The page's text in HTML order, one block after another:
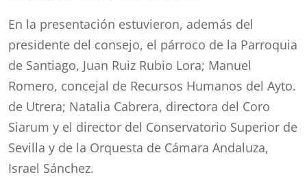
En la presentación estuvieron, además del
presidente del consejo, el párroco de la Parroquia
de Santiago, Juan Ruiz Rubio Lora; Manuel
Romero, concejal de Recursos Humanos del Ayto.
de Utrera; Natalia Cabrera, directora del Coro
Siarum y el director del Conservatorio Superior de
Sevilla y de la Orquesta de Cámara Andaluza,
Israel Sánchez.